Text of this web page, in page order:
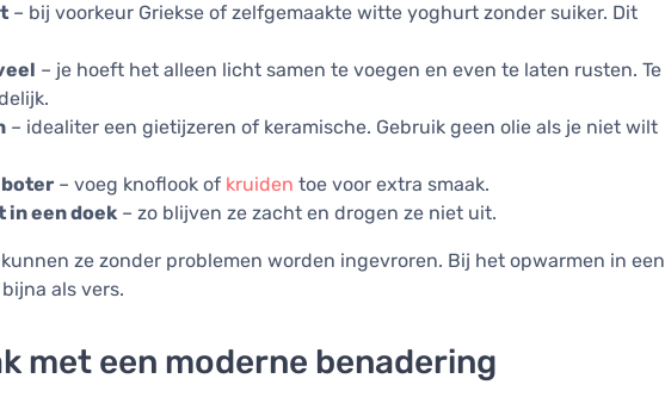
– bij voorkeur Griekse of zelfgemaakte witte yoghurt zonder suiker. Dit
– je hoeft het alleen licht samen te voegen en even te laten rusten. Te
– idealiter een gietijzeren of keramische. Gebruik geen olie als je niet wilt
boter – voeg knoflook of kruiden toe voor extra smaak.
in een doek – zo blijven ze zacht en drogen ze niet uit.
ze zonder problemen worden ingevroren. Bij het opwarmen in een
als vers.
met een moderne benadering